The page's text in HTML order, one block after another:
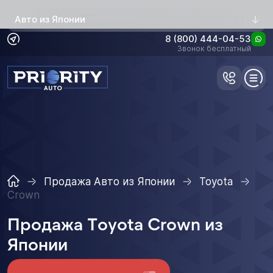
Авто из Японии
8 (800) 444-04-53
Звонок бесплатный
Продажа Авто из Японии
Toyota
Crown
Продажа Toyota Crown из
Японии